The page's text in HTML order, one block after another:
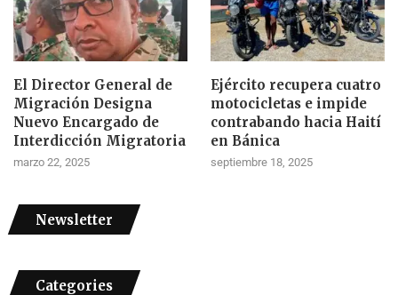
El Director General de
Migración Designa
Nuevo Encargado de
Interdicción Migratoria
marzo 22, 2025
Ejército recupera cuatro
motocicletas e impide
contrabando hacia Haití
en Bánica
septiembre 18, 2025
Newsletter
Categories